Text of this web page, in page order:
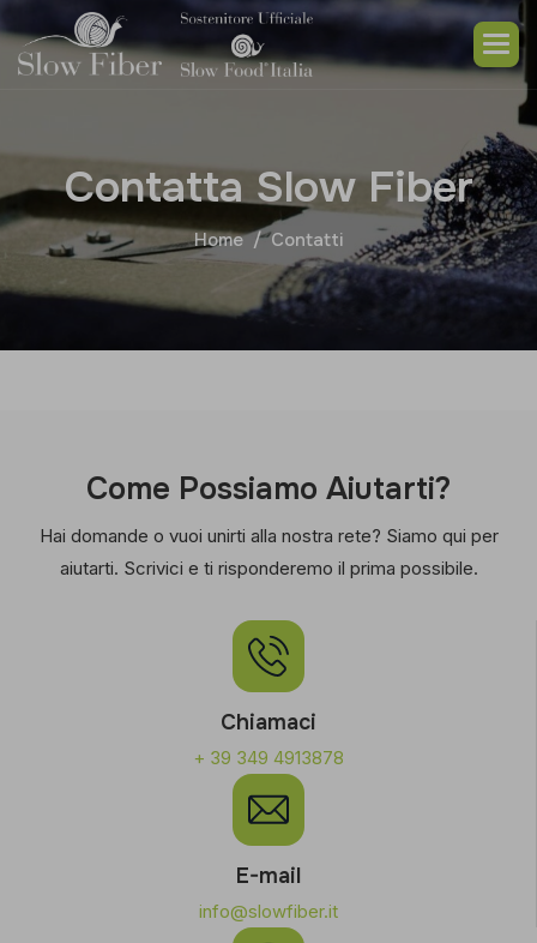
Contatta Slow Fiber
Home Contatti
Come Possiamo Aiutarti?
Hai domande o vuoi unirti alla nostra rete? Siamo qui per
aiutarti. Scrivici e ti risponderemo il prima possibile.
Chiamaci
+ 39 349 4913878
E-mail
info@slowfiber.it